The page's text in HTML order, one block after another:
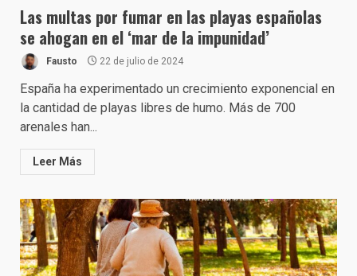
Las multas por fumar en las playas españolas
se ahogan en el ‘mar de la impunidad’
Fausto 22 de julio de 2024
España ha experimentado un crecimiento exponencial en
la cantidad de playas libres de humo. Más de 700
arenales han...
Leer Más